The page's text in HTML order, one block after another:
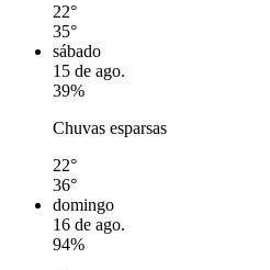
22°
35°
sábado
15 de ago.
39%
Chuvas esparsas
22°
36°
domingo
16 de ago.
94%